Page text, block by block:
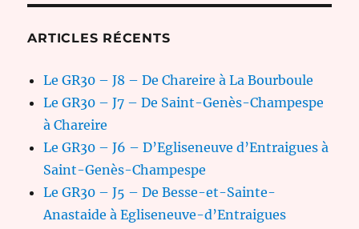
ARTICLES RÉCENTS
Le GR30 – J8 – De Chareire à La Bourboule
Le GR30 – J7 – De Saint-Genès-Champespe
à Chareire
Le GR30 – J6 – D’Egliseneuve d’Entraigues à
Saint-Genès-Champespe
Le GR30 – J5 – De Besse-et-Sainte-
Anastaide à Egliseneuve-d’Entraigues